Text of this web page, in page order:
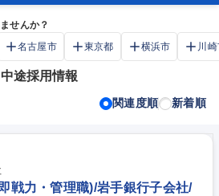
せんか？
名古屋市 東京都 横浜市 川
途採用情報
関連度順 新着順
戦力・管理職)/岩手銀行子会社/